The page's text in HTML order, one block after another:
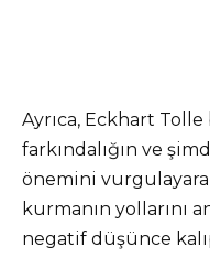
Ayrıca, Eckhart
farkındalığın ve
önemini
kurmanın yollarını
negatif düşünce